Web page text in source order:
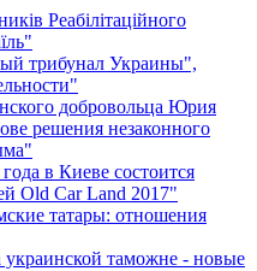
Реабілітаційного
трибунал Украины",
добровольца Юрия
решения незаконного
в Киеве состоится
Old Car Land 2017"
татары: отношения
таможне - новые